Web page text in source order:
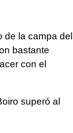
de la campa del
bastante
con el
superó al